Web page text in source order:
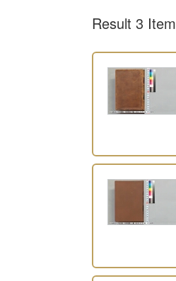
Result 3 Item